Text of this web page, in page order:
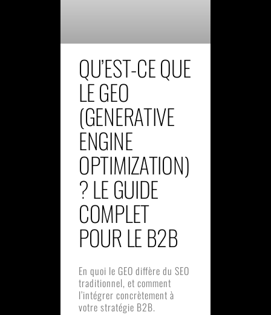
QU’EST-CE QUE
LE GEO
(GENERATIVE
ENGINE
OPTIMIZATION)
? LE GUIDE
COMPLET
POUR LE B2B
En quoi le GEO diffère du SEO
traditionnel, et comment
l’intégrer concrètement à
votre stratégie B2B.